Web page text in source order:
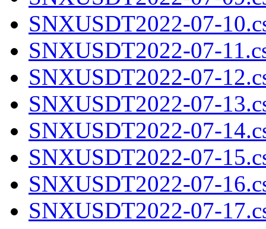
SNXUSDT2022-07-
SNXUSDT2022-07-
SNXUSDT2022-07-
SNXUSDT2022-07-
SNXUSDT2022-07-
SNXUSDT2022-07-
SNXUSDT2022-07-
SNXUSDT2022-07-